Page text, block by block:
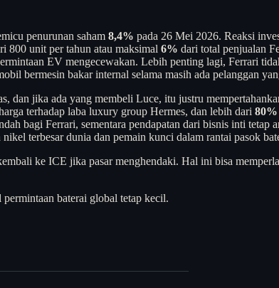
penurunan saham 8,4% pada 26 Mei 2026. Reaksi
800 unit per tahun atau maksimal 6% dari total penjualan
EV mengecewakan. Lebih penting lagi, Ferrari
bermesin bakar internal selama masih ada pelanggan
dan jika ada yang membeli Luce, itu justru
terhadap laba luxury group Hermes, dan lebih dari 80%
bagi Ferrari, sementara pendapatan dari bisnis inti
terbesar dunia dan pemain kunci dalam rantai pasok
ke ICE jika pasar menghendaki. Hal ini bisa
baterai global tetap kecil.